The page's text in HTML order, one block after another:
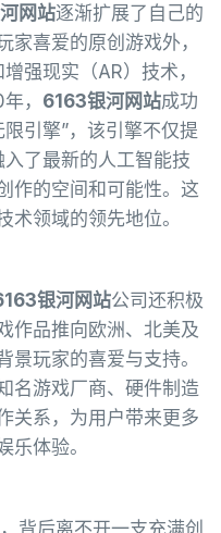
网站逐渐扩展了自己的
家喜爱的原创游戏外，
强现实（AR）技术，
， 6163银河网站成功
引擎”，该引擎不仅提
了最新的人工智能技
作的空间和可能性。这
术领域的领先地位。
银河网站公司还积极
作品推向欧洲、北美及
景玩家的喜爱与支持。
名游戏厂商、硬件制造
关系，为用户带来更多
乐体验。
背后离不开一支充满创